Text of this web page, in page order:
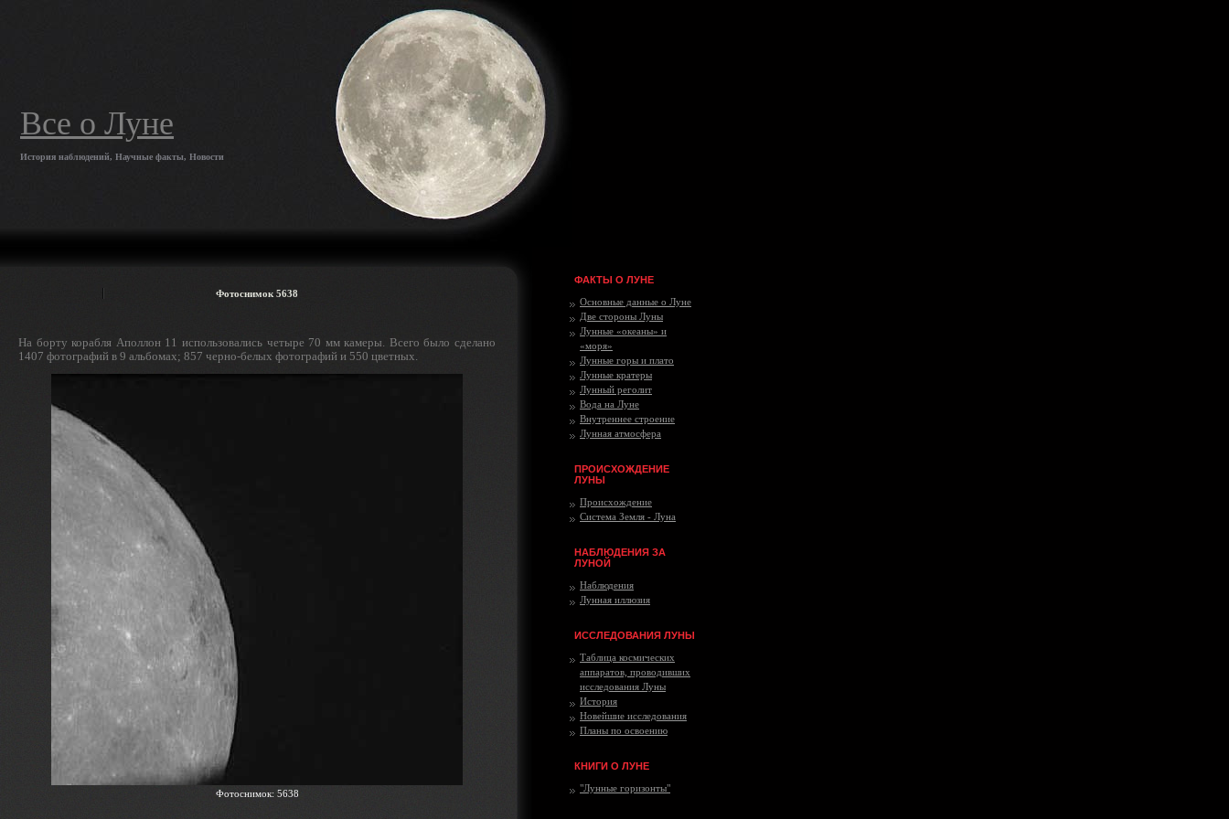
Все о Луне
История наблюдений, Научные факты, Новости
Фотоснимок 5638
На борту корабля Аполлон 11 использовались четыре 70 мм камеры. Всего было сделано
1407 фотографий в 9 альбомах; 857 черно-белых фотографий и 550 цветных.
Фотоснимок: 5638
ФАКТЫ О ЛУНЕ
Основные данные о Луне
Две стороны Луны
Лунные «океаны» и
«моря»
Лунные горы и плато
Лунные кратеры
Лунный реголит
Вода на Луне
Внутреннее строение
Лунная атмосфера
ПРОИСХОЖДЕНИЕ
ЛУНЫ
Происхождение
Система Земля - Луна
НАБЛЮДЕНИЯ ЗА
ЛУНОЙ
Наблюдения
Лунная иллюзия
ИССЛЕДОВАНИЯ ЛУНЫ
Таблица космических
аппаратов, проводивших
исследования Луны
История
Новейшие исследования
Планы по освоению
КНИГИ О ЛУНЕ
"Лунные горизонты"